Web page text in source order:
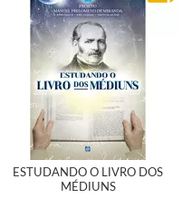
ESTUDANDO O LIVRO DOS
MÉDIUNS